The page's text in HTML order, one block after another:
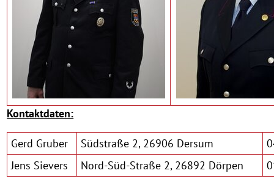
Kontaktdaten:
Gerd Gruber Südstraße 2, 26906 Dersum
Jens Sievers
Nord-Süd-Straße 2, 26892 Dörpen